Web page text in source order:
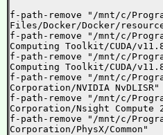
f-path-remove "/mnt/c/
Files/Docker/Docker/
f-path-remove "/mnt/c/
Computing Toolkit/CUDA/
f-path-remove "/mnt/c/
Computing Toolkit/CUDA/
f-path-remove "/mnt/c/
Corporation/NVIDIA NvDLISR"
f-path-remove "/mnt/c/
Corporation/Nsight Compute
f-path-remove "/mnt/c/
Corporation/PhysX/Common"